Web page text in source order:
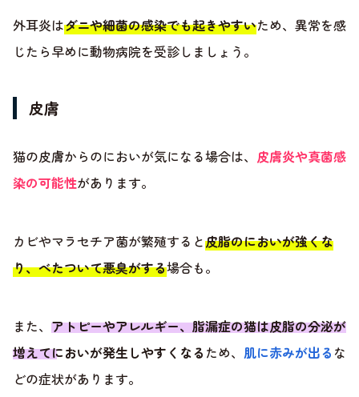
外耳炎はダニや細菌の感染でも起きやすいため、異常を感
じたら早めに動物病院を受診しましょう。
皮膚
猫の皮膚からのにおいが気になる場合は、 皮膚炎や真菌感
染の可能性があります。
カビやマラセチア菌が繁殖すると皮脂のにおいが強くな
り、べたついて悪臭がする場合も。
また、 アトピーやアレルギー、脂漏症の猫は皮脂の分泌が
増えてにおいが発生しやすくなる ため、 肌に赤みが出る な
どの症状があります。